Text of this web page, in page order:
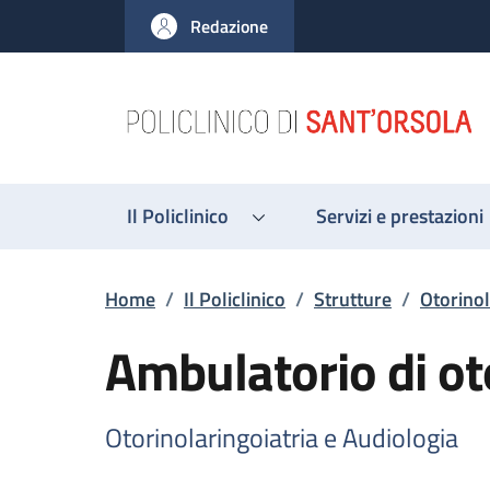
al contenuto principale
to footer content
Redazione
Il Policlinico Servizi e prestazioni
Briciole di pane
Home / Il Policlinico / Strutture /
Ambulatorio di
Otorinolaringoiatria e Audiologia